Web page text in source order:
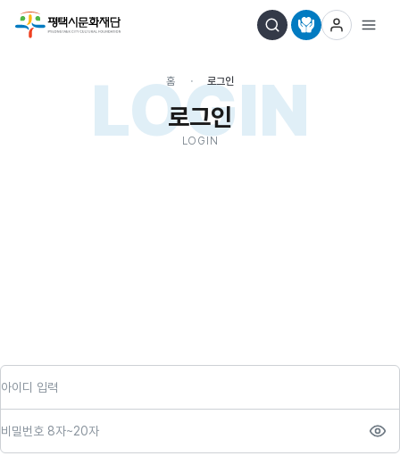
LOGIN
홈 로그인
로그인
LOGIN